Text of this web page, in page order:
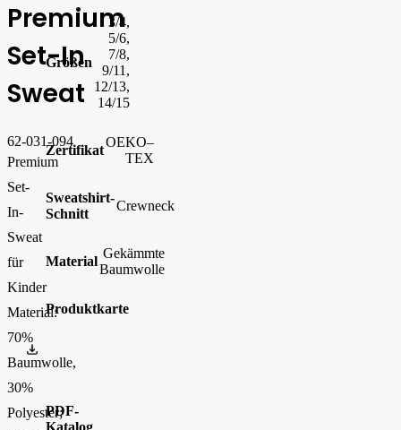
Premium
Set-In
Sweat
62-031-094
Premium
Set-
In-
Sweat
für
Kinder
Material:
70%
Baumwolle,
30%
Polyester;
Größen
3/4,
5/6,
7/8,
9/11,
12/13,
14/15
Zertifikat
OEKO–
TEX
Sweatshirt-
Schnitt
Crewneck
Material
Gekämmte
Baumwolle
Produktkarte
PDF-
Katalog